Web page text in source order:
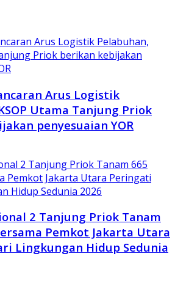
Arus Logistik
Utama Tanjung Priok
penyesuaian YOR
2 Tanjung Priok Tanam
Pemkot Jakarta Utara
Lingkungan Hidup Sedunia